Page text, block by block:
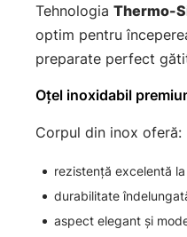
Tehnologia Thermo-
optim pentru
preparate perfect
Oțel inoxidabil
Corpul din inox oferă:
rezistență excelentă
durabilitate
aspect elegant și